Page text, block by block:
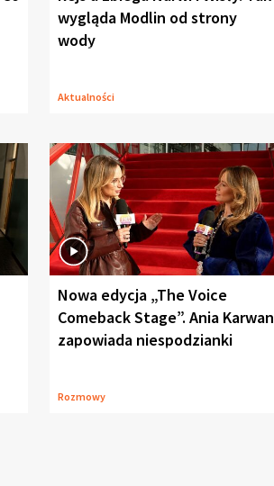
wygląda Modlin od strony
wody
Aktualności
Nowa edycja „The Voice
Comeback Stage”. Ania Karwan
zapowiada niespodzianki
Rozmowy